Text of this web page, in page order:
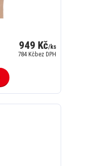
949 Kč/ks
784 Kčbez DPH